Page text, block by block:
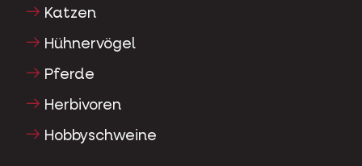
Katzen
Hühnervögel
Pferde
Herbivoren
Hobbyschweine